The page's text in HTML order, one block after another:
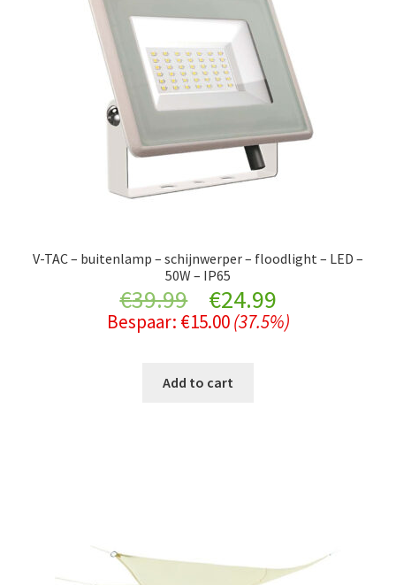
V-TAC – buitenlamp – schijnwerper – floodlight – LED –
50W – IP65
€39.99
Original
price
was:
€24.99Current
price
Bespaar: €15.00 (37.5%)
Add to cart